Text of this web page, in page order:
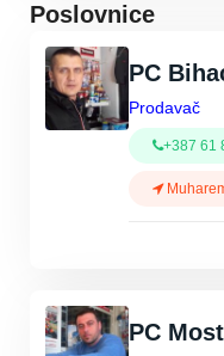
Poslovnice
PC
Prodavač
+387 61
PC